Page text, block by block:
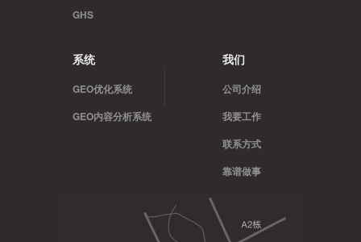
GHS
系统
GEO优化系统
GEO内容分析系统
我们
公司介绍
我要工作
联系方式
靠谱做事